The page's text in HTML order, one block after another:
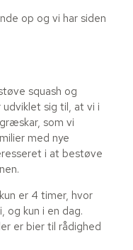
op og vi har siden
squash og
sig til, at vi i
som vi
med nye
i at bestøve
er 4 timer, hvor
og kun i en dag.
er bier til rådighed